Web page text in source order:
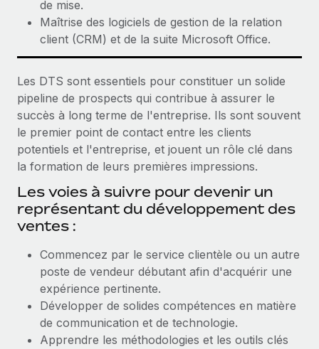
de mise.
Maîtrise des logiciels de gestion de la relation
client (CRM) et de la suite Microsoft Office.
Les DTS sont essentiels pour constituer un solide
pipeline de prospects qui contribue à assurer le
succès à long terme de l'entreprise. Ils sont souvent
le premier point de contact entre les clients
potentiels et l'entreprise, et jouent un rôle clé dans
la formation de leurs premières impressions.
Les voies à suivre pour devenir un
représentant du développement des
ventes :
Commencez par le service clientèle ou un autre
poste de vendeur débutant afin d'acquérir une
expérience pertinente.
Développer de solides compétences en matière
de communication et de technologie.
Apprendre les méthodologies et les outils clés